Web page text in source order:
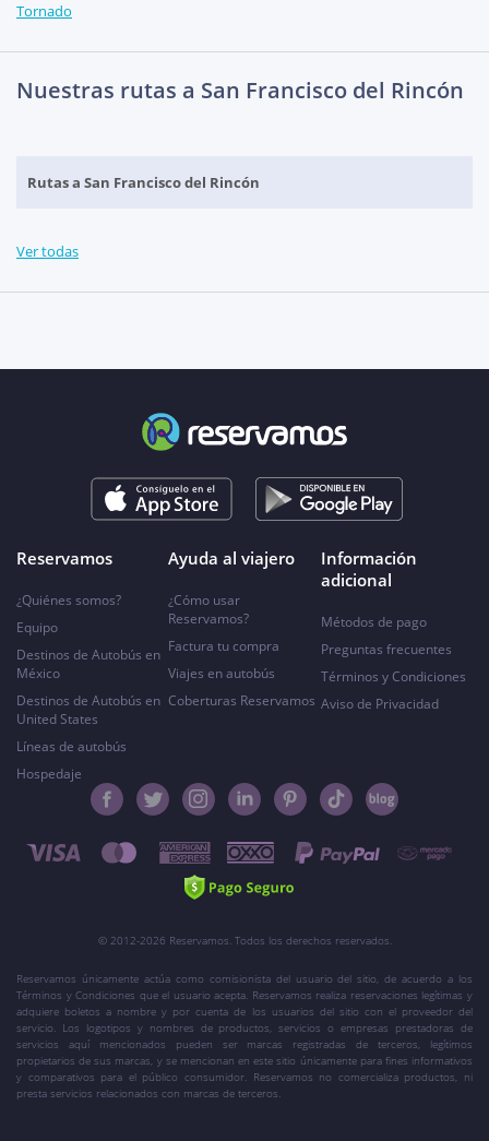
Tornado
Nuestras rutas a San Francisco del Rincón
Rutas a San Francisco del Rincón
Ver todas
Reservamos
¿Quiénes somos?
Equipo
Destinos de Autobús en
México
Destinos de Autobús en
United States
Líneas de autobús
Hospedaje
Ayuda al viajero
¿Cómo usar
Reservamos?
Factura tu compra
Viajes en autobús
Coberturas Reservamos
Información
adicional
Métodos de pago
Preguntas frecuentes
Términos y Condiciones
Aviso de Privacidad
© 2012-2026 Reservamos. Todos los derechos reservados.
Reservamos únicamente actúa como comisionista del usuario del sitio, de acuerdo a los
Términos y Condiciones que el usuario acepta. Reservamos realiza reservaciones legítimas y
adquiere boletos a nombre y por cuenta de los usuarios del sitio con el proveedor del
servicio. Los logotipos y nombres de productos, servicios o empresas prestadoras de
servicios aquí mencionados pueden ser marcas registradas de terceros, legítimos
propietarios de sus marcas, y se mencionan en este sitio únicamente para fines informativos
y comparativos para el público consumidor. Reservamos no comercializa productos, ni
presta servicios relacionados con marcas de terceros.